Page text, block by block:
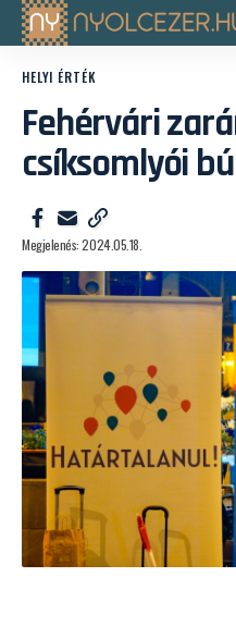
HELYI ÉRTÉK
Fehérvári
csíksomlyói
Megjelenés: 2024.05.18.